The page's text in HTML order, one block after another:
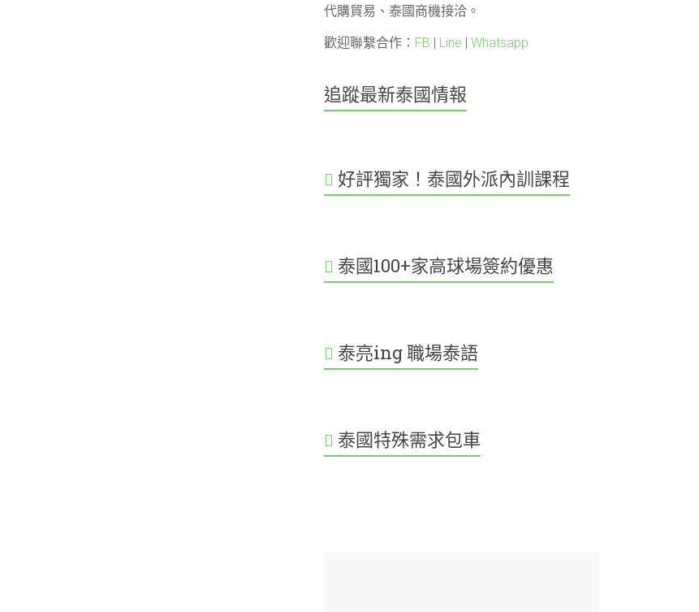
代購貿易、泰國商機接洽。
歡迎聯繫合作： FB | Line |Whatsapp
追蹤最新泰國情報
好評獨家！泰國外派內訓課程
泰國100+家高球場簽約優惠
泰亮ing 職場泰語
泰國特殊需求包車